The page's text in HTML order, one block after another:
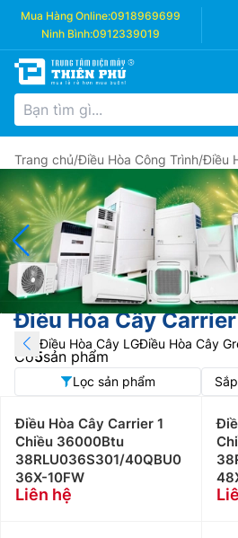
Mua Hàng Online:0918969699
Ninh Bình:0912339019
Trang chủ/Điều Hòa Công Trình/Điều
Điều Hòa Cây Carrier
Điều Hòa Cây LGĐiều Hòa Cây
Có5sản phẩm
Lọc sản phẩm
Điều Hòa Cây Carrier 1
Chiều 36000Btu
38RLU036S301/40QBU0
36X-10FW
Liên hệ